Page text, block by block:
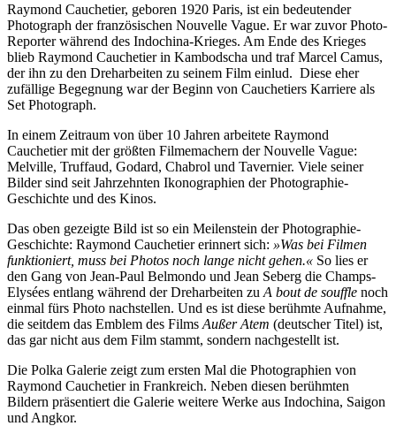
Raymond Cauchetier, geboren 1920 Paris, ist ein bedeutender
Photograph der französischen Nouvelle Vague. Er war zuvor Photo-
Reporter während des Indochina-Krieges. Am Ende des Krieges
blieb Raymond Cauchetier in Kambodscha und traf Marcel Camus,
der ihn zu den Dreharbeiten zu seinem Film einlud. Diese eher
zufällige Begegnung war der Beginn von Cauchetiers Karriere als
Set Photograph.
In einem Zeitraum von über 10 Jahren arbeitete Raymond
Cauchetier mit der größten Filmemachern der Nouvelle Vague:
Melville, Truffaud, Godard, Chabrol und Tavernier. Viele seiner
Bilder sind seit Jahrzehnten Ikonographien der Photographie-
Geschichte und des Kinos.
Das oben gezeigte Bild ist so ein Meilenstein der Photographie-
Geschichte: Raymond Cauchetier erinnert sich: »Was bei Filmen
funktioniert, muss bei Photos noch lange nicht gehen.« So lies er
den Gang von Jean-Paul Belmondo und Jean Seberg die Champs-
Elysées entlang während der Dreharbeiten zu A bout de souffle noch
einmal fürs Photo nachstellen. Und es ist diese berühmte Aufnahme,
die seitdem das Emblem des Films Außer Atem (deutscher Titel) ist,
das gar nicht aus dem Film stammt, sondern nachgestellt ist.
Die Polka Galerie zeigt zum ersten Mal die Photographien von
Raymond Cauchetier in Frankreich. Neben diesen berühmten
Bildern präsentiert die Galerie weitere Werke aus Indochina, Saigon
und Angkor.